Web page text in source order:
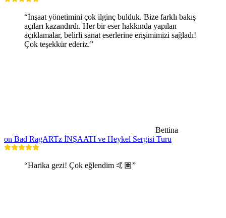
“İnşaat yönetimini çok ilginç bulduk. Bize farklı bakış
açıları kazandırdı. Her bir eser hakkında yapılan
açıklamalar, belirli sanat eserlerine erişimimizi sağladı!
Çok teşekkür ederiz.”
Bettina
on Bad RagARTz İNŞAATI ve Heykel Sergisi Turu
“Harika gezi! Çok eğlendim 🤙🏽”